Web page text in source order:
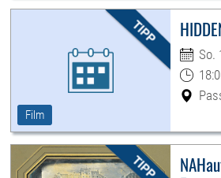
Film
So.